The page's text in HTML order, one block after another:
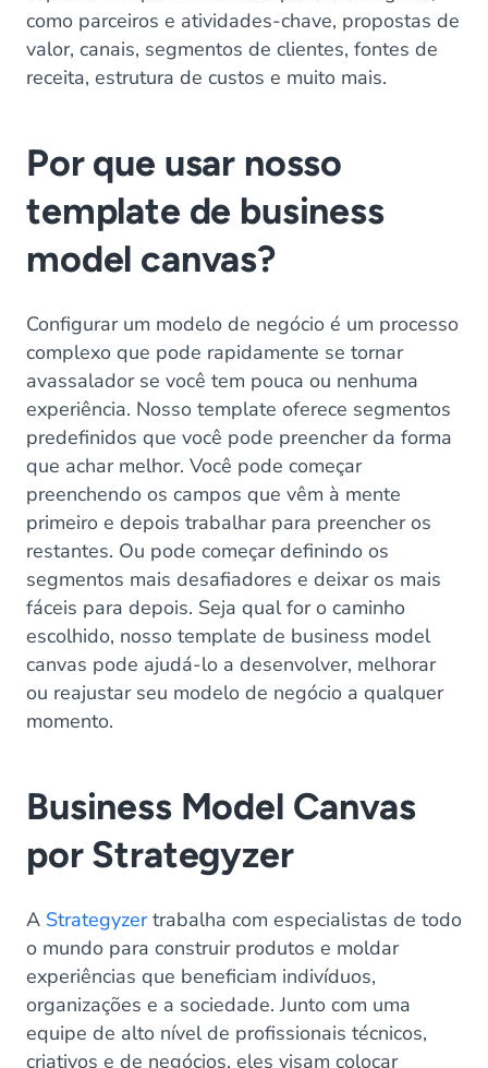
como parceiros e atividades-chave, propostas de
valor, canais, segmentos de clientes, fontes de
receita, estrutura de custos e muito mais.
Por que usar nosso
template de business
model canvas?
Configurar um modelo de negócio é um processo
complexo que pode rapidamente se tornar
avassalador se você tem pouca ou nenhuma
experiência. Nosso template oferece segmentos
predefinidos que você pode preencher da forma
que achar melhor. Você pode começar
preenchendo os campos que vêm à mente
primeiro e depois trabalhar para preencher os
restantes. Ou pode começar definindo os
segmentos mais desafiadores e deixar os mais
fáceis para depois. Seja qual for o caminho
escolhido, nosso template de business model
canvas pode ajudá-lo a desenvolver, melhorar
ou reajustar seu modelo de negócio a qualquer
momento.
Business Model Canvas
por Strategyzer
A Strategyzertrabalha com especialistas de todo
o mundo para construir produtos e moldar
experiências que beneficiam indivíduos,
organizações e a sociedade. Junto com uma
equipe de alto nível de profissionais técnicos,
criativos e de negócios, eles visam colocar